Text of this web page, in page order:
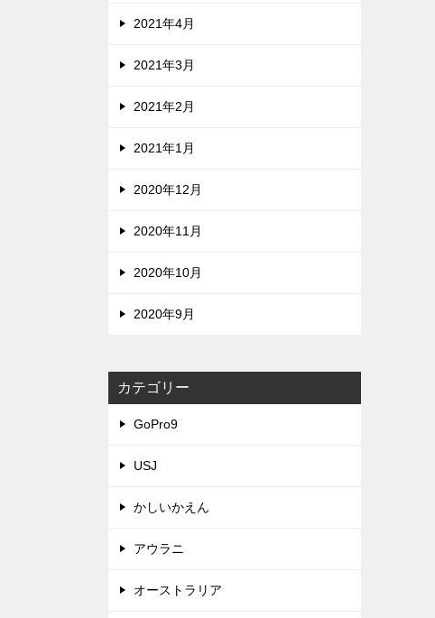
2021年4月
2021年3月
2021年2月
2021年1月
2020年12月
2020年11月
2020年10月
2020年9月
カテゴリー
GoPro9
USJ
かしいかえん
アウラニ
オーストラリア